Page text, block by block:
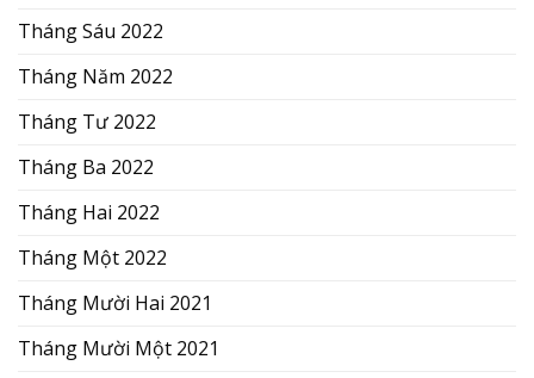
Tháng Sáu 2022
Tháng Năm 2022
Tháng Tư 2022
Tháng Ba 2022
Tháng Hai 2022
Tháng Một 2022
Tháng Mười Hai 2021
Tháng Mười Một 2021